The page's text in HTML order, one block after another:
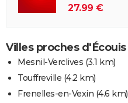
27.99 €
Villes proches d'Écouis
Mesnil-Verclives (3.1 km)
Touffreville (4.2 km)
Frenelles-en-Vexin (4.6 km)